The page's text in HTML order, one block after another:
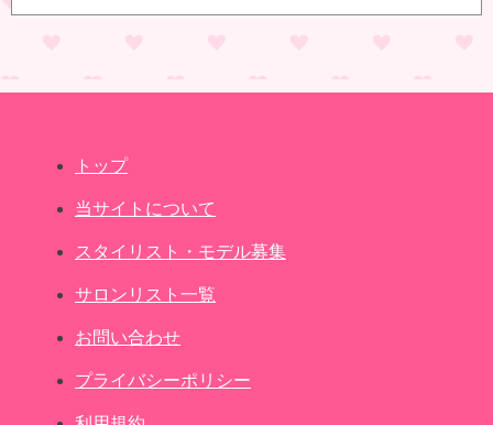
トップ
当サイトについて
スタイリスト・モデル募集
サロンリスト一覧
お問い合わせ
プライバシーポリシー